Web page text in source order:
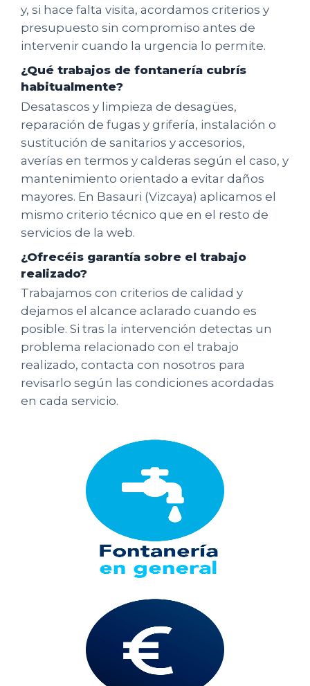
y, si hace falta visita, acordamos criterios y
presupuesto sin compromiso antes de
intervenir cuando la urgencia lo permite.
¿Qué trabajos de fontanería cubrís
habitualmente?
Desatascos y limpieza de desagües,
reparación de fugas y grifería, instalación o
sustitución de sanitarios y accesorios,
averías en termos y calderas según el caso, y
mantenimiento orientado a evitar daños
mayores. En Basauri (Vizcaya) aplicamos el
mismo criterio técnico que en el resto de
servicios de la web.
¿Ofrecéis garantía sobre el trabajo
realizado?
Trabajamos con criterios de calidad y
dejamos el alcance aclarado cuando es
posible. Si tras la intervención detectas un
problema relacionado con el trabajo
realizado, contacta con nosotros para
revisarlo según las condiciones acordadas
en cada servicio.